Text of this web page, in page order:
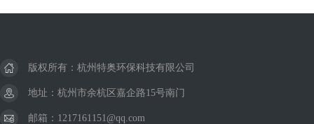
版权所有：杭州特奥环保科技有限公司
地址：杭州市余杭区嘉企路15号南门
邮箱：1217161151@qq.com